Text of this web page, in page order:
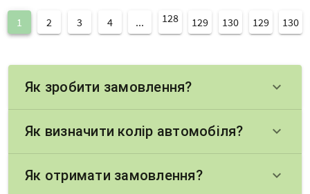
1 2 3 4 ... 128 129 130 129 130
Як зробити замовлення? keyboard_arrow_down
Як визначити колір автомобіля? keyboard_arrow_down
Як отримати замовлення? keyboard_arrow_down